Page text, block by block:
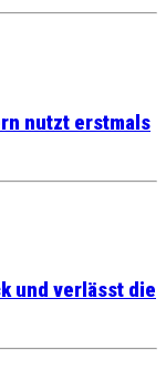
nutzt erstmals
und verlässt die